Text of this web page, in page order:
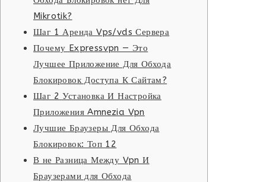
Mikrotik?
Шаг 1 Аренда Vps/vds Сервера
Почему Expressvpn — Это
Лучшее Приложение Для Обхода
Блокировок Доступа К Сайтам?
Шаг 2 Установка И Настройка
Приложения Amnezia Vpn
Лучшие Браузеры Для Обхода
Блокировок: Топ 12
В не Разница Между Vpn И
Браузерами для Обхода